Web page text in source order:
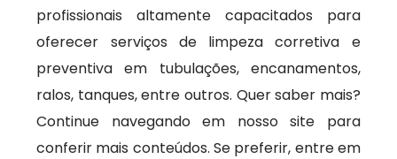
profissionais altamente capacitados para
oferecer serviços de limpeza corretiva e
preventiva em tubulações, encanamentos,
ralos, tanques, entre outros. Quer saber mais?
Continue navegando em nosso site para
conferir mais conteúdos. Se preferir, entre em